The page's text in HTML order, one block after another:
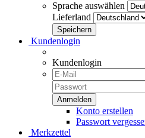
Sprache auswählen
Lieferland
Kundenlogin
Kundenlogin
Konto erstellen
Passwort
Merkzettel